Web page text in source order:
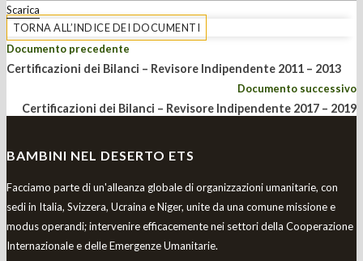
Scarica
TORNA ALL’INDICE DEI DOCUMENTI
Documento precedente
Certificazioni dei Bilanci – Revisore Indipendente 2011 – 2013
Documento successivo
Certificazioni dei Bilanci – Revisore Indipendente 2017 – 2019
BAMBINI NEL DESERTO ETS
Facciamo parte di un'alleanza globale di organizzazioni umanitarie, con
sedi in Italia, Svizzera, Ucraina e Niger, unite da una comune missione e
modus operandi; intervenire efficacemente nei settori della Cooperazione
Internazionale e delle Emergenze Umanitarie.